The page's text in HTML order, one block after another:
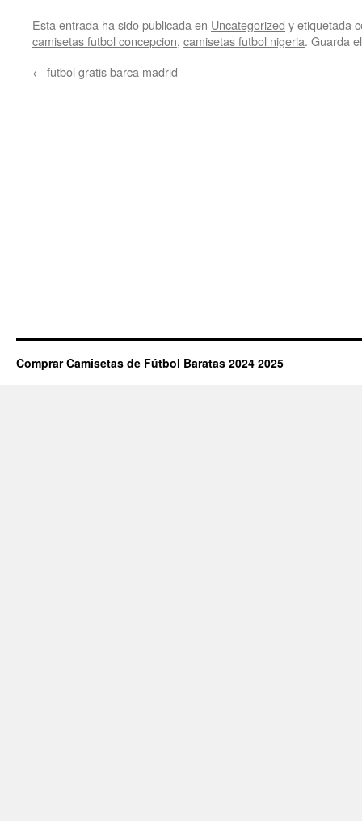
Esta entrada ha sido publicada en Uncategorized y etiquetada
camisetas futbol concepcion, camisetas futbol nigeria. Guarda
← futbol gratis barca madrid
Comprar Camisetas de Fútbol Baratas 2024 2025